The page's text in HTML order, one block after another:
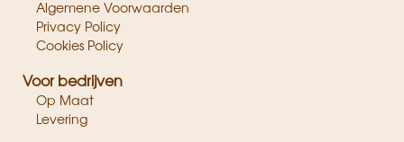
Algemene Voorwaarden
Privacy Policy
Cookies Policy
Voor bedrijven
Op Maat
Levering